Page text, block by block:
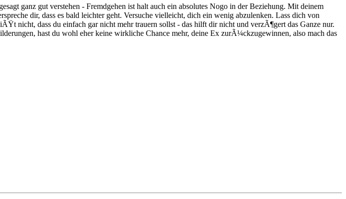
ganz gut verstehen - Fremdgehen ist halt auch ein absolutes Nogo in der Beziehung. Mit deinem
dir, dass es bald leichter geht. Versuche vielleicht, dich ein wenig abzulenken. Lass dich von
nicht, dass du einfach gar nicht mehr trauern sollst - das hilft dir nicht und verzÃ¶gert das Ganze nur.
hast du wohl eher keine wirkliche Chance mehr, deine Ex zurÃ¼ckzugewinnen, also mach das